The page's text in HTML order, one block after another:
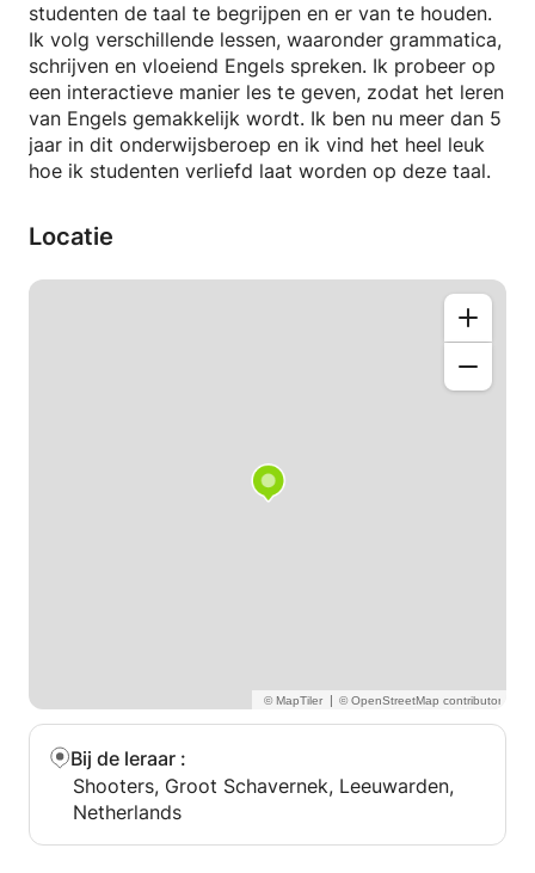
studenten de taal te begrijpen en er van te houden.
Ik volg verschillende lessen, waaronder grammatica,
schrijven en vloeiend Engels spreken. Ik probeer op
een interactieve manier les te geven, zodat het leren
van Engels gemakkelijk wordt. Ik ben nu meer dan 5
jaar in dit onderwijsberoep en ik vind het heel leuk
hoe ik studenten verliefd laat worden op deze taal.
Locatie
|
Bij de leraar :
Shooters, Groot Schavernek, Leeuwarden,
Netherlands